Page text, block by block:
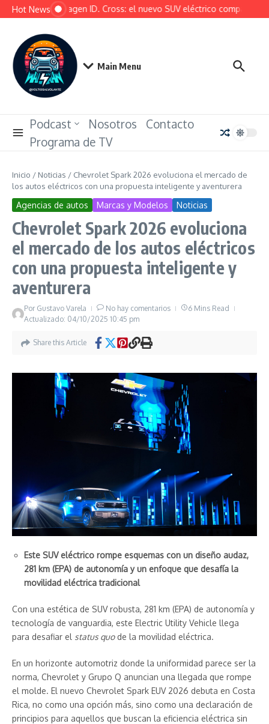
Saltar al contenido
Hot NewsVolkswagen ID. Cross: el nuevo SUV eléctrico compacto
Main Menu
Podcast Nosotros
Contacto
Programa de TV
Inicio / Noticias / Chevrolet Spark 2026 evoluciona el mercado de
los autos eléctricos con una propuesta inteligente y aventurera
Agencias de autos Marcas y Modelos Noticias
Chevrolet Spark 2026 evoluciona
el mercado de los autos eléctricos
con una propuesta inteligente y
aventurera
Por Gustavo Varela No hay comentarios
6 Mins Read
Actualizado: 04/10/2025 10:45 pm
Share this Article
Este SUV eléctrico rompe esquemas con un diseño audaz,
281 km (EPA) de autonomía y un enfoque que desafía la
movilidad eléctrica tradicional
Con una estética de SUV robusta, 281 km (EPA) de autonomía y
tecnología de vanguardia, este Electric Utility Vehicle llega
para desafiar el status quode la movilidad eléctrica.
En un horizonte automotriz donde la uniformidad parece ser la
norma, Chevrolet y Grupo Q anuncian una llegada que rompe
el molde. El nuevo Chevrolet Spark EUV 2026 debuta en Costa
Rica, no como una opción más, sino como una declaración de
principios para aquellos que buscan la eficiencia eléctrica sin